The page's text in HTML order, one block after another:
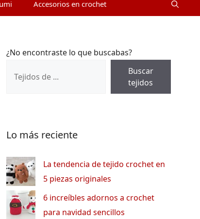
Accesorios en crochet
¿No encontraste lo que buscabas?
Buscar
tejidos
Lo más reciente
La tendencia de tejido crochet en
5 piezas originales
6 increíbles adornos a crochet
para navidad sencillos